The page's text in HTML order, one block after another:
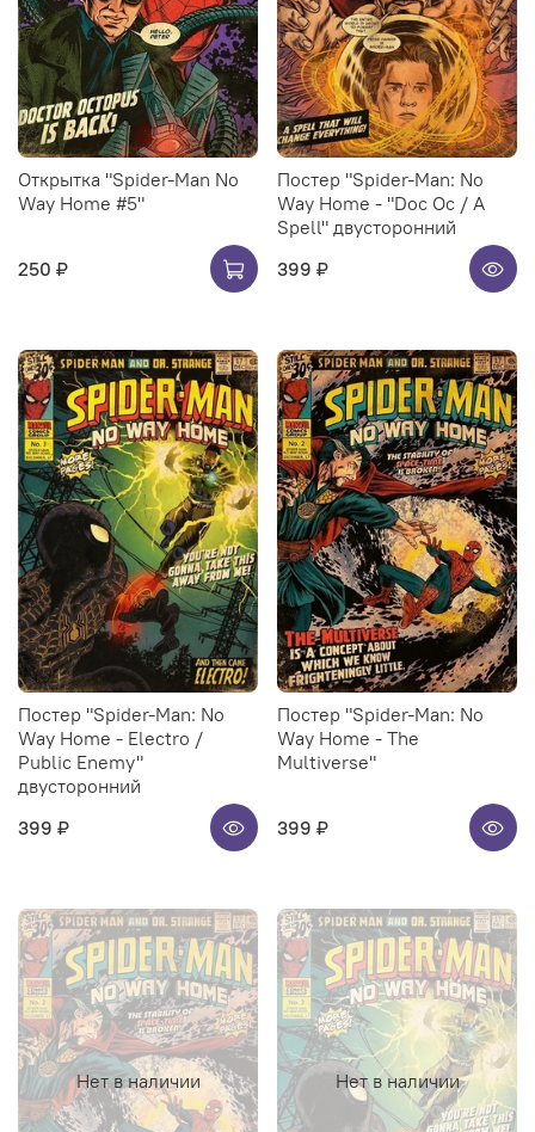
Открытка "Spider-Man No
Way Home #5"
250 ₽
Постер "Spider-Man: No
Way Home - "Doc Oc / A
Spell" двусторонний
399 ₽
Постер "Spider-Man: No
Way Home - Electro /
Public Enemy"
двусторонний
399 ₽
Постер "Spider-Man: No
Way Home - The
Multiverse"
399 ₽
Нет в наличии Нет в наличии